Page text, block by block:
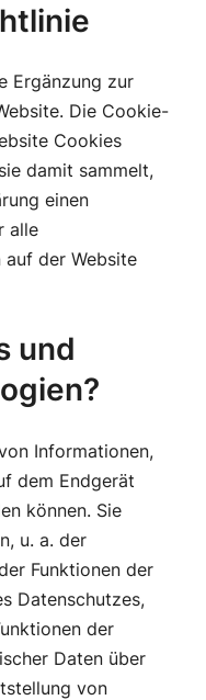
Ergänzung zur
Die Cookie-
Cookies
damit sammelt,
einen
alle
der Website
und
Informationen,
dem Endgerät
können. Sie
u. a. der
Funktionen der
Datenschutzes,
der
Daten über
von